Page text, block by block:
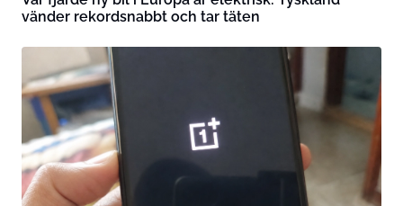
vänder rekordsnabbt och tar täten